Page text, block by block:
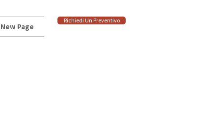
New Page
Richiedi Un Preventivo